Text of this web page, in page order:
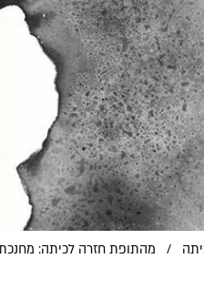
/ מהתופת חזרה לכיתה: